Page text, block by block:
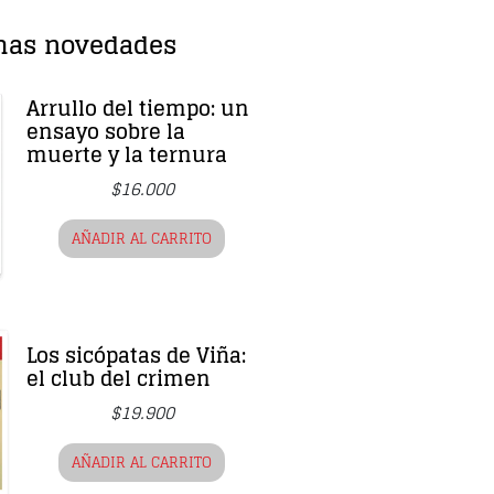
novedades
Arrullo del tiempo: un
ensayo sobre la
muerte y la ternura
$16.000
AÑADIR AL CARRITO
Los sicópatas de Viña:
el club del crimen
$19.900
AÑADIR AL CARRITO